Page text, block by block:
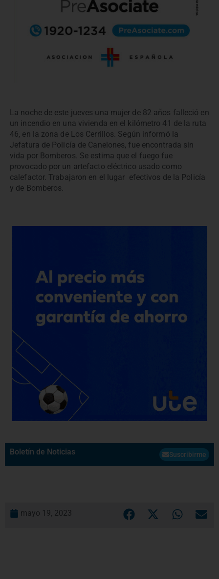
La noche de este jueves una mujer de 82 años falleció en
un incendio en una vivienda en el kilómetro 41 de la ruta
46, en la zona de Los Cerrillos. Según informó la
Jefatura de Policía de Canelones, fue encontrada sin
vida por Bomberos. Se estima que el fuego fue
provocado por un artefacto eléctrico usado como
calefactor. Trabajaron en el lugar efectivos de la Policía
y de Bomberos.
Boletín de Noticias Suscribirme
mayo 19, 2023